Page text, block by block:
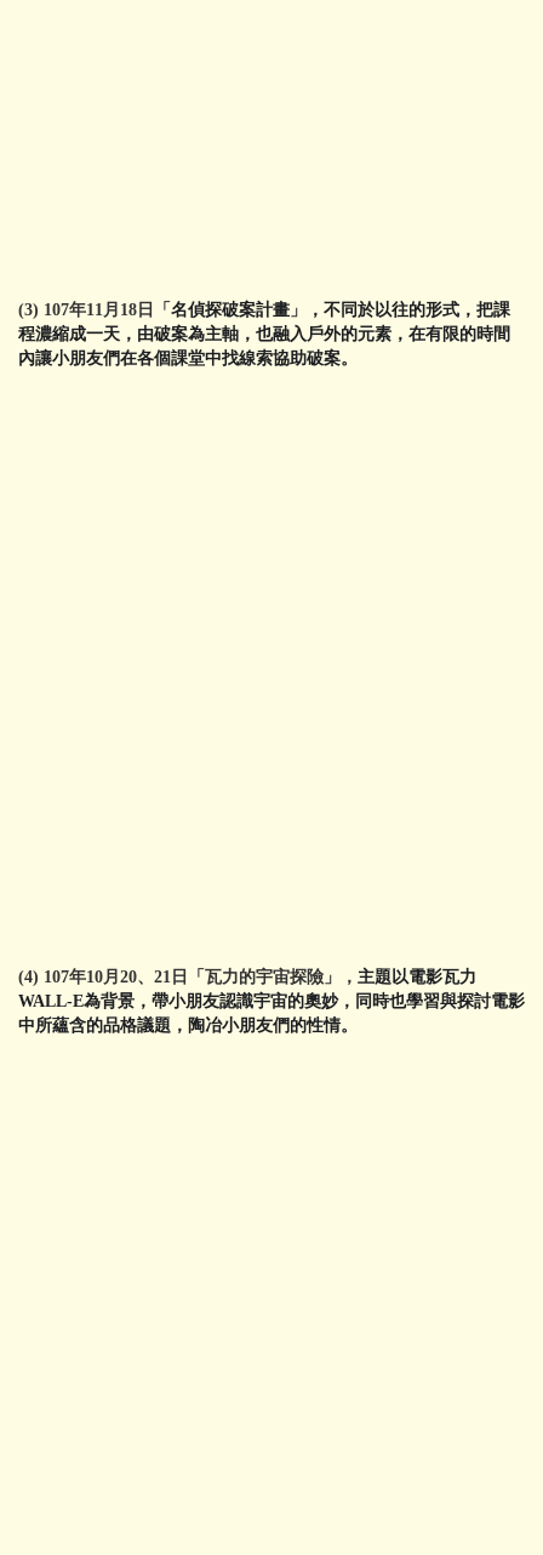
(3) 107年11月18日「 名偵探破案計畫 」
，不同於以往的形式，把課
程濃縮成一天，由破案為主軸，也融入戶外的元素， 在有限的時間
內讓小朋友們在各個課堂中找線索協助破案。
(4) 107年10月20、21日「瓦力的宇宙探險」， 主題以電影瓦力
WALL-E為背景，帶小朋友認識宇宙的奧妙，同時也學習與探討電影
中所蘊含的品格議題，陶冶小朋友們的性情。